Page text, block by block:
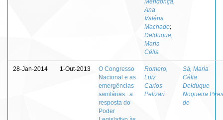
Ana
Valéria
Machado;
Delduque,
Maria
Célia
28-Jan-2014 1-Out-2013
O Congresso
Nacional e as
emergências
sanitárias : a
resposta do
Poder
Romero,
Luiz
Carlos
Pelizari
Sá, Maria
Célia
Delduque
Nogueira Pires
de